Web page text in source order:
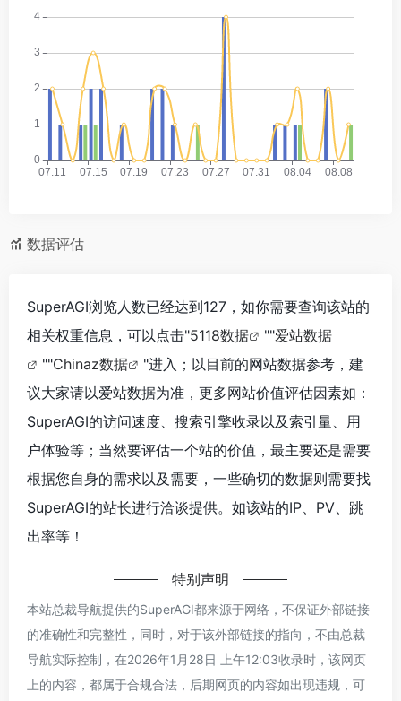
数据评估
SuperAGI浏览人数已经达到127，如你需要查询该站的
相关权重信息，可以点击"5118数据 ""爱站数据
""Chinaz数据
"进入；以目前的网站数据参考，建
议大家请以爱站数据为准，更多网站价值评估因素如：
SuperAGI的访问速度、搜索引擎收录以及索引量、用
户体验等；当然要评估一个站的价值，最主要还是需要
根据您自身的需求以及需要，一些确切的数据则需要找
SuperAGI的站长进行洽谈提供。如该站的IP、PV、跳
出率等！
特别声明
本站总裁导航提供的SuperAGI都来源于网络，不保证外部链接
的准确性和完整性，同时，对于该外部链接的指向，不由总裁
导航实际控制，在2026年1月28日 上午12:03收录时，该网页
上的内容，都属于合规合法，后期网页的内容如出现违规，可